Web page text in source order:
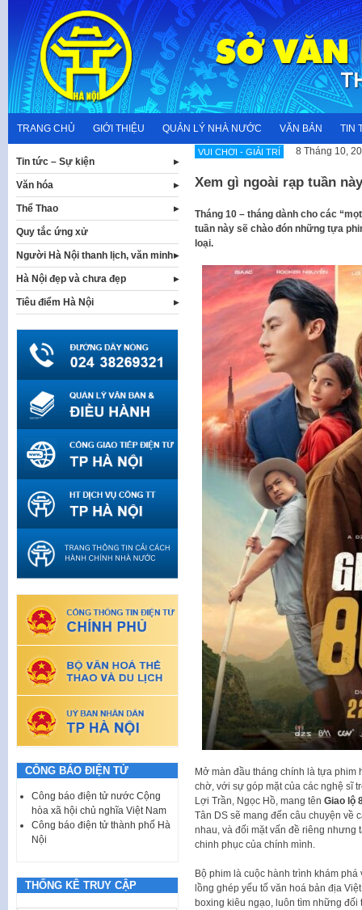
content
TRANG CHỦ GIỚI THIỆU QUẢN LÝ NHÀ NƯỚC VĂN BẢN TIN
VUI CHƠI - GIẢI TRÍ 8 Tháng 10,
Xem gì ngoài rạp tuần
Tháng 10 – tháng dành cho các
tuần này sẽ chào đón những tựa
loại.
Mở màn đầu tháng chính là tựa
chờ, với sự góp mặt của các nghệ sĩ
Lợi Trần, Ngọc Hồ, mang tên Giao lộ
Tân DS sẽ mang đến câu chuyện về
nhau, và đối mặt vấn đề riêng nhưng
chinh phục của chính mình.
Bộ phim là cuộc hành trình khám
lồng ghép yếu tố văn hoá bản địa
boxing kiêu ngạo, luôn tìm những đối
Tin tức – Sự kiện
Văn hóa
Thể Thao
Quy tắc ứng xử
Người Hà Nội thanh lịch, văn minh
Hà Nội đẹp và chưa đẹp
Tiêu điểm Hà Nội
CÔNG BÁO ĐIỆN TỬ
Công báo điện tử nước Cộng
hòa xã hội chủ nghĩa Việt Nam
Công báo điện tử thành phố Hà
Nội
THỐNG KÊ TRUY CẬP